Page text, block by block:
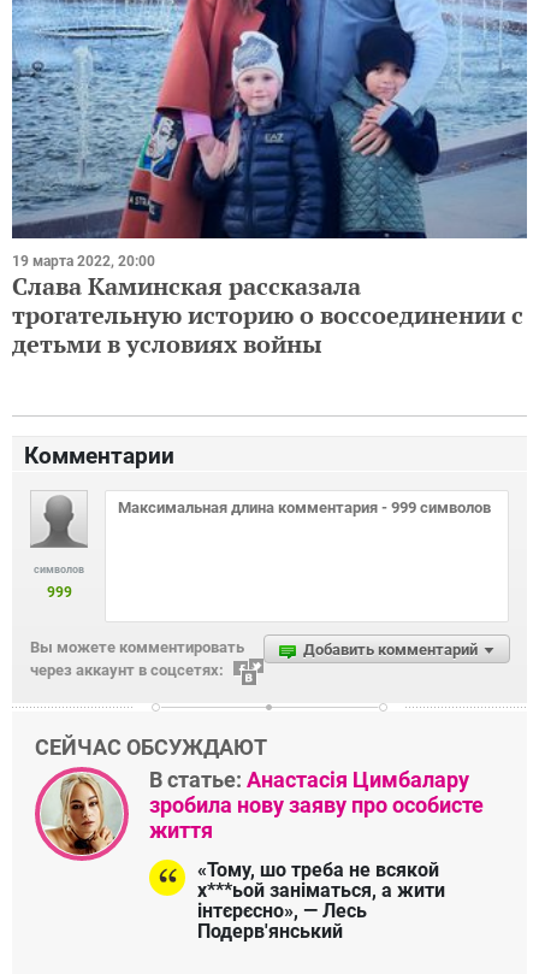
19 марта 2022, 20:00
Слава Каминская рассказала
трогательную историю о воссоединении с
детьми в условиях войны
Комментарии
символов
999
Добавить комментарий
Вы можете комментировать
через аккаунт в соцсетях:
СЕЙЧАС ОБСУЖДАЮТ
В статье: Анастасія Цимбалару
зробила нову заяву про особисте
життя
«Тому, шо треба не всякой
х***ьой заніматься, а жити
інтєрєсно», — Лесь
Подерв'янський